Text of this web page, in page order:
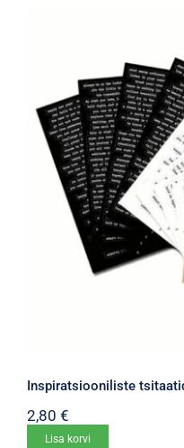
Inspiratsiooniliste
2,80 €
Lisa korvi